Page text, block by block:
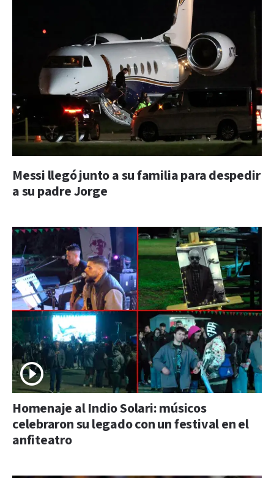
Messi llegó junto a su familia para despedir
a su padre Jorge
Homenaje al Indio Solari: músicos
celebraron su legado con un festival en el
anfiteatro